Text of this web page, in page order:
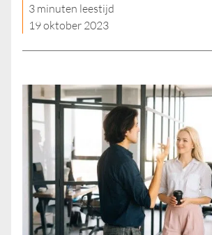
3 minuten leestijd
19 oktober 2023